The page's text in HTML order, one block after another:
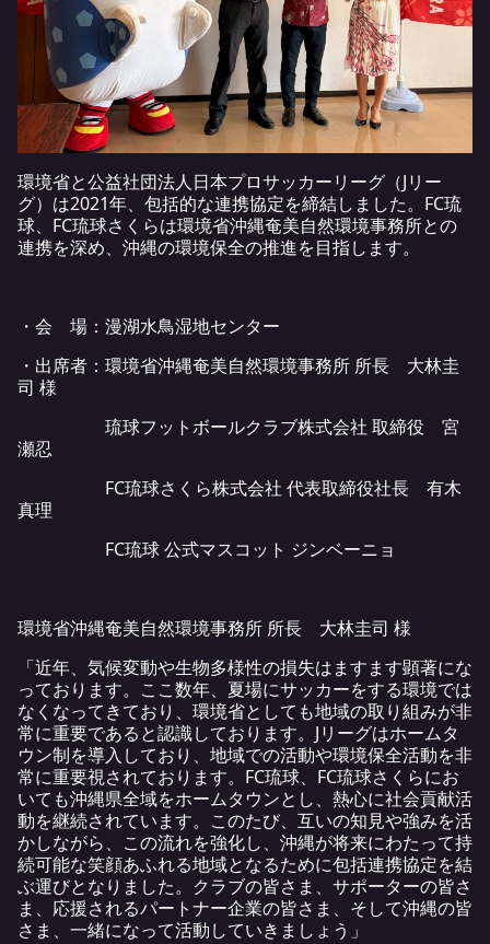
環境省と公益社団法人日本プロサッカーリーグ（Jリー
グ）は2021年、包括的な連携協定を締結しました。FC琉
球、FC琉球さくらは環境省沖縄奄美自然環境事務所との
連携を深め、沖縄の環境保全の推進を目指します。
・会 場：漫湖水鳥湿地センター
・出席者：環境省沖縄奄美自然環境事務所 所長 大林圭
司 様
琉球フットボールクラブ株式会社 取締役 宮
瀬忍
FC琉球さくら株式会社 代表取締役社長 有木
真理
FC琉球 公式マスコット ジンベーニョ
環境省沖縄奄美自然環境事務所 所長 大林圭司 様
「近年、気候変動や生物多様性の損失はますます顕著にな
っております。ここ数年、夏場にサッカーをする環境では
なくなってきており、環境省としても地域の取り組みが非
常に重要であると認識しております。Jリーグはホームタ
ウン制を導入しており、地域での活動や環境保全活動を非
常に重要視されております。FC琉球、FC琉球さくらにお
いても沖縄県全域をホームタウンとし、熱心に社会貢献活
動を継続されています。このたび、互いの知見や強みを活
かしながら、この流れを強化し、沖縄が将来にわたって持
続可能な笑顔あふれる地域となるために包括連携協定を結
ぶ運びとなりました。クラブの皆さま、サポーターの皆さ
ま、応援されるパートナー企業の皆さま、そして沖縄の皆
さま、一緒になって活動していきましょう」